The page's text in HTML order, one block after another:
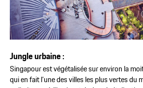
Jungle urbaine :
Singapour est végétalisée sur environ la
qui en fait l’une des villes les plus vertes du